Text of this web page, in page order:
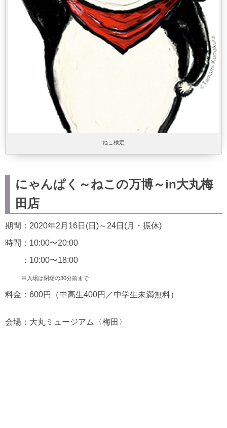
ねこ検定
にゃんぱく～ねこの万博～in大丸梅
田店
期間：2020年2月16日(日)～24日(月・振休)
時間：10:00〜20:00
：10:00〜18:00
※入場は閉場の30分前まで
料金：600円（中高生400円／中学生未満無料）
会場：大丸ミュージアム〈梅田〉